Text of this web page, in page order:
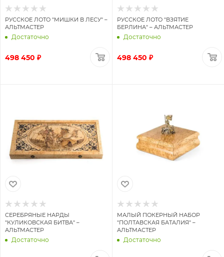
РУССКОЕ ЛОТО "МИШКИ В ЛЕСУ" –
АЛЬТМАСТЕР
Достаточно
498 450 ₽
РУССКОЕ ЛОТО "ВЗЯТИЕ
БЕРЛИНА" – АЛЬТМАСТЕР
Достаточно
498 450 ₽
СЕРЕБРЯНЫЕ НАРДЫ
"КУЛИКОВСКАЯ БИТВА" –
АЛЬТМАСТЕР
Достаточно
МАЛЫЙ ПОКЕРНЫЙ НАБОР
"ПОЛТАВСКАЯ БАТАЛИЯ" –
АЛЬТМАСТЕР
Достаточно